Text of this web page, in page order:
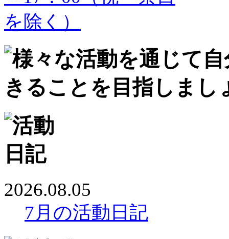
2026.08.05
7月の活動日記